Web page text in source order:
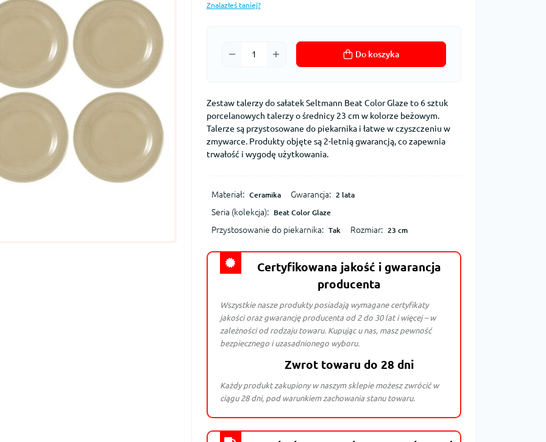
Znalazłeś taniej?
Do koszyka
Zestaw talerzy do sałatek Seltmann Beat Color Glaze to 6 sztuk
porcelanowych talerzy o średnicy 23 cm w kolorze beżowym.
Talerze są przystosowane do piekarnika i łatwe w czyszczeniu w
zmywarce. Produkty objęte są 2-letnią gwarancją, co zapewnia
trwałość i wygodę użytkowania.
Materiał: Ceramika Gwarancja: 2 lata
Seria (kolekcja): Beat Color Glaze
Przystosowanie do piekarnika: Tak Rozmiar: 23 cm
Certyfikowana jakość i gwarancja
producenta
Wszystkie nasze produkty posiadają wymagane certyfikaty
jakości oraz gwarancję producenta od 2 do 30 lat i więcej – w
zależności od rodzaju towaru. Kupując u nas, masz pewność
bezpiecznego i uzasadnionego wyboru.
Zwrot towaru do 28 dni
Każdy produkt zakupiony w naszym sklepie możesz zwrócić w
ciągu 28 dni, pod warunkiem zachowania stanu towaru.